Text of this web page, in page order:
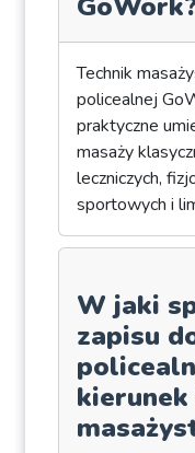
Technik
policealnej
praktyczne
masaży
leczniczych,
sportowych i
W jaki
zapisu